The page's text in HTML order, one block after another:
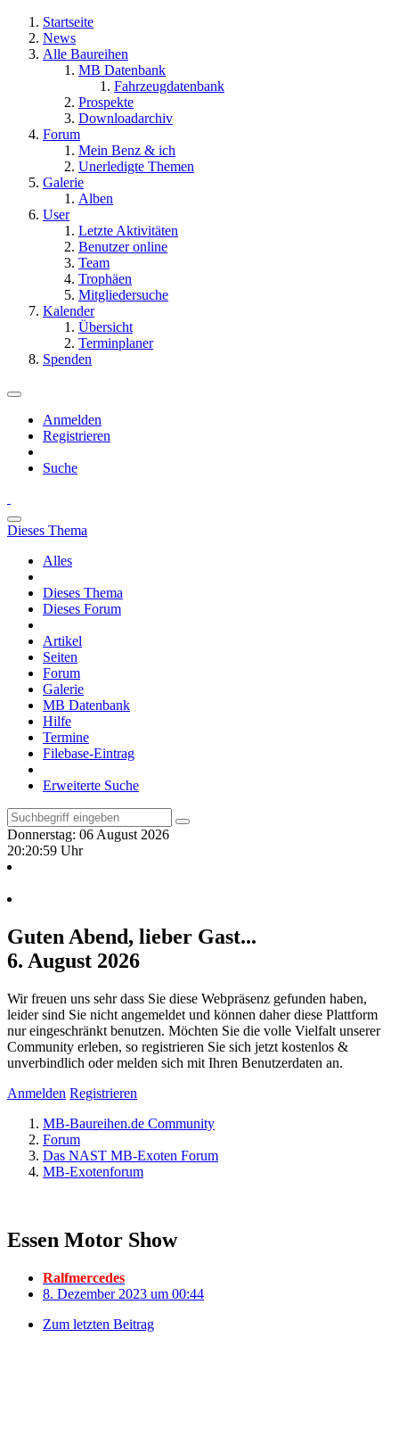
Startseite
News
Alle Baureihen
MB Datenbank
Fahrzeugdatenbank
Prospekte
Downloadarchiv
Forum
Mein Benz & ich
Unerledigte Themen
Galerie
Alben
User
Letzte Aktivitäten
Benutzer online
Team
Trophäen
Mitgliedersuche
Kalender
Übersicht
Terminplaner
Spenden
Anmelden
Registrieren
Suche
Dieses Thema
Alles
Dieses Thema
Dieses Forum
Artikel
Seiten
Forum
Galerie
MB Datenbank
Hilfe
Termine
Filebase-Eintrag
Erweiterte Suche
Donnerstag: 06 August 2026
20:21:00 Uhr
Guten Abend, lieber Gast...
6. August 2026
Wir freuen uns sehr dass Sie diese Webpräsenz gefunden haben,
leider sind Sie nicht angemeldet und können daher diese Plattform
nur eingeschränkt benutzen. Möchten Sie die volle Vielfalt unserer
Community erleben, so registrieren Sie sich jetzt kostenlos &
unverbindlich oder melden sich mit Ihren Benutzerdaten an.
Anmelden Registrieren
MB-Baureihen.de Community
Forum
Das NAST MB-Exoten Forum
MB-Exotenforum
Essen Motor Show
Ralfmercedes
8. Dezember 2023 um 00:44
Zum letzten Beitrag